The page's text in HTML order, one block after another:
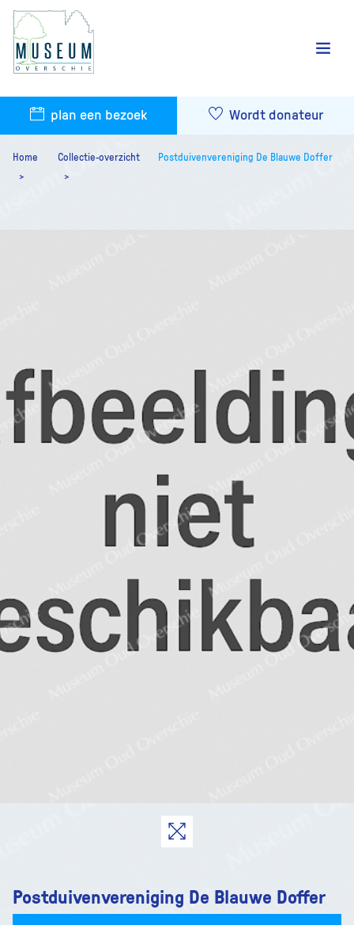
plan een bezoek Wordt donateur
Home Collectie-overzicht Postduivenvereniging De Blauwe Doffer
Postduivenvereniging De Blauwe Doffer